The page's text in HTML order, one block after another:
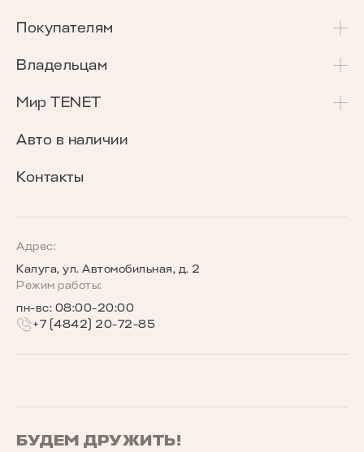
T4
T4L
T7
T8
Покупателям
Акции и спецпредложения
Калькулятор Трейд-Ин
Сравнение комплектаций
Кредитные программы
Программы страхования
Владельцам
Сервисные акции
Программа «Помощь в пути»
Гарантия
Запись на сервис
Мир TENET
О бренде
Награды TENET
Сообщество владельцев TENET
Беговое сообщество TENET
Авто в наличии
Контакты
БУДЕМ ДРУЖИТЬ!
Адрес:
Калуга, ул. Автомобильная, д. 2
Режим работы:
пн-вс: 08:00-20:00
+7 (4842) 20-72-85